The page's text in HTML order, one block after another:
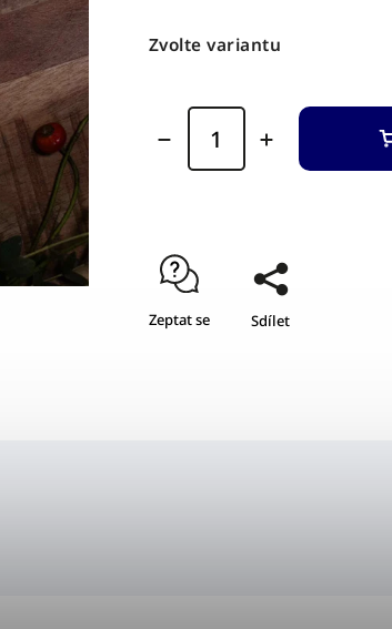
Zvolte variantu
Zeptat se Sdílet